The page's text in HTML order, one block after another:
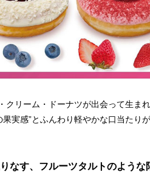
クリーム・ドーナツが出会って生ま
実感”とふんわり軽やかな口当たり
なす、フルーツタルトのような